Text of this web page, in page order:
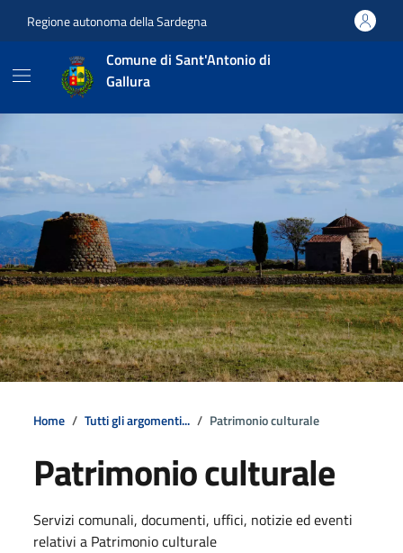
Regione autonoma della Sardegna
Comune di Sant'Antonio di
Gallura
Home Tutti gli argomenti... Patrimonio culturale
Patrimonio culturale
Dettagli della notizia
Servizi comunali, documenti, uffici, notizie ed eventi
relativi a Patrimonio culturale